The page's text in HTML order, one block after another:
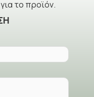
το προϊόν.